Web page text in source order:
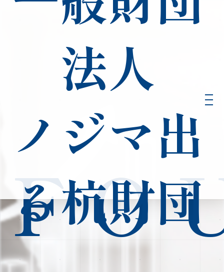
法人
ノジマ出
る杭財団